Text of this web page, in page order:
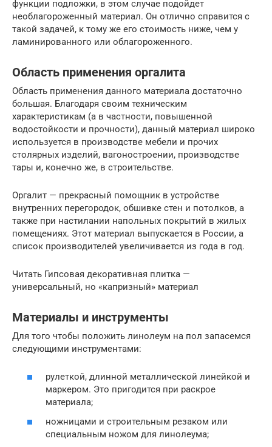
функции подложки, в этом случае подойдет
необлагороженный материал. Он отлично справится с
такой задачей, к тому же его стоимость ниже, чем у
ламинированного или облагороженного.
Область применения оргалита
Область применения данного материала достаточно
большая. Благодаря своим техническим
характеристикам (а в частности, повышенной
водостойкости и прочности), данный материал широко
используется в производстве мебели и прочих
столярных изделий, вагоностроении, производстве
тары и, конечно же, в строительстве.
Оргалит — прекрасный помощник в устройстве
внутренних перегородок, обшивке стен и потолков, а
также при настилании напольных покрытий в жилых
помещениях. Этот материал выпускается в России, а
список производителей увеличивается из года в год.
Читать Гипсовая декоративная плитка —
универсальный, но «капризный» материал
Материалы и инструменты
Для того чтобы положить линолеум на пол запасемся
следующими инструментами:
рулеткой, длинной металлической линейкой и
маркером. Это пригодится при раскрое
материала;
ножницами и строительным резаком или
специальным ножом для линолеума;